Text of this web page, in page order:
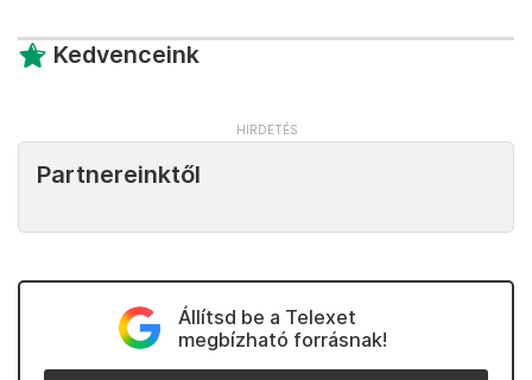
Kedvenceink
Partnereinktől
Állítsd be a Telexet
megbízható forrásnak!